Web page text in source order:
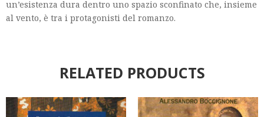
un’esistenza dura dentro uno spazio sconfinato che, insieme
al vento, è tra i protagonisti del romanzo.
RELATED PRODUCTS